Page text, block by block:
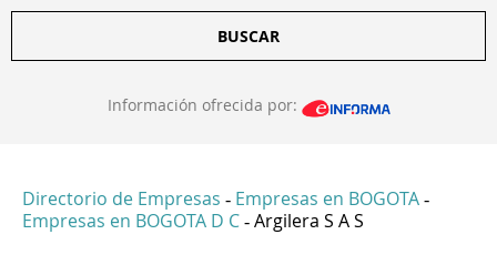
BUSCAR
Información ofrecida por:
Directorio de Empresas - Empresas en BOGOTA -
Empresas en BOGOTA D C - Argilera S A S